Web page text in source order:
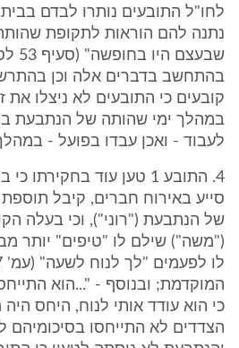
לחו"ל התובעים נותרו לבדם
נתנה להם הוראות לתקופת
בהתחשב בדברים אלה וכן
קובעים כי התובעים לא ניצלו
במהלך ימי שהותה של הנתבעת
לעבוד - ואכן עבדו בפועל -
4. התובע 1 טען עוד
של הנתבעת ("רוני"), וכי בעלה
("משה") שילם לו "טיפים" יותר
המוקדמת; ובנוסף - "...הוא
כי הוא עודד אותי לנוח, היחס היה
הצדדים לא התייחסו בסיכומיהם